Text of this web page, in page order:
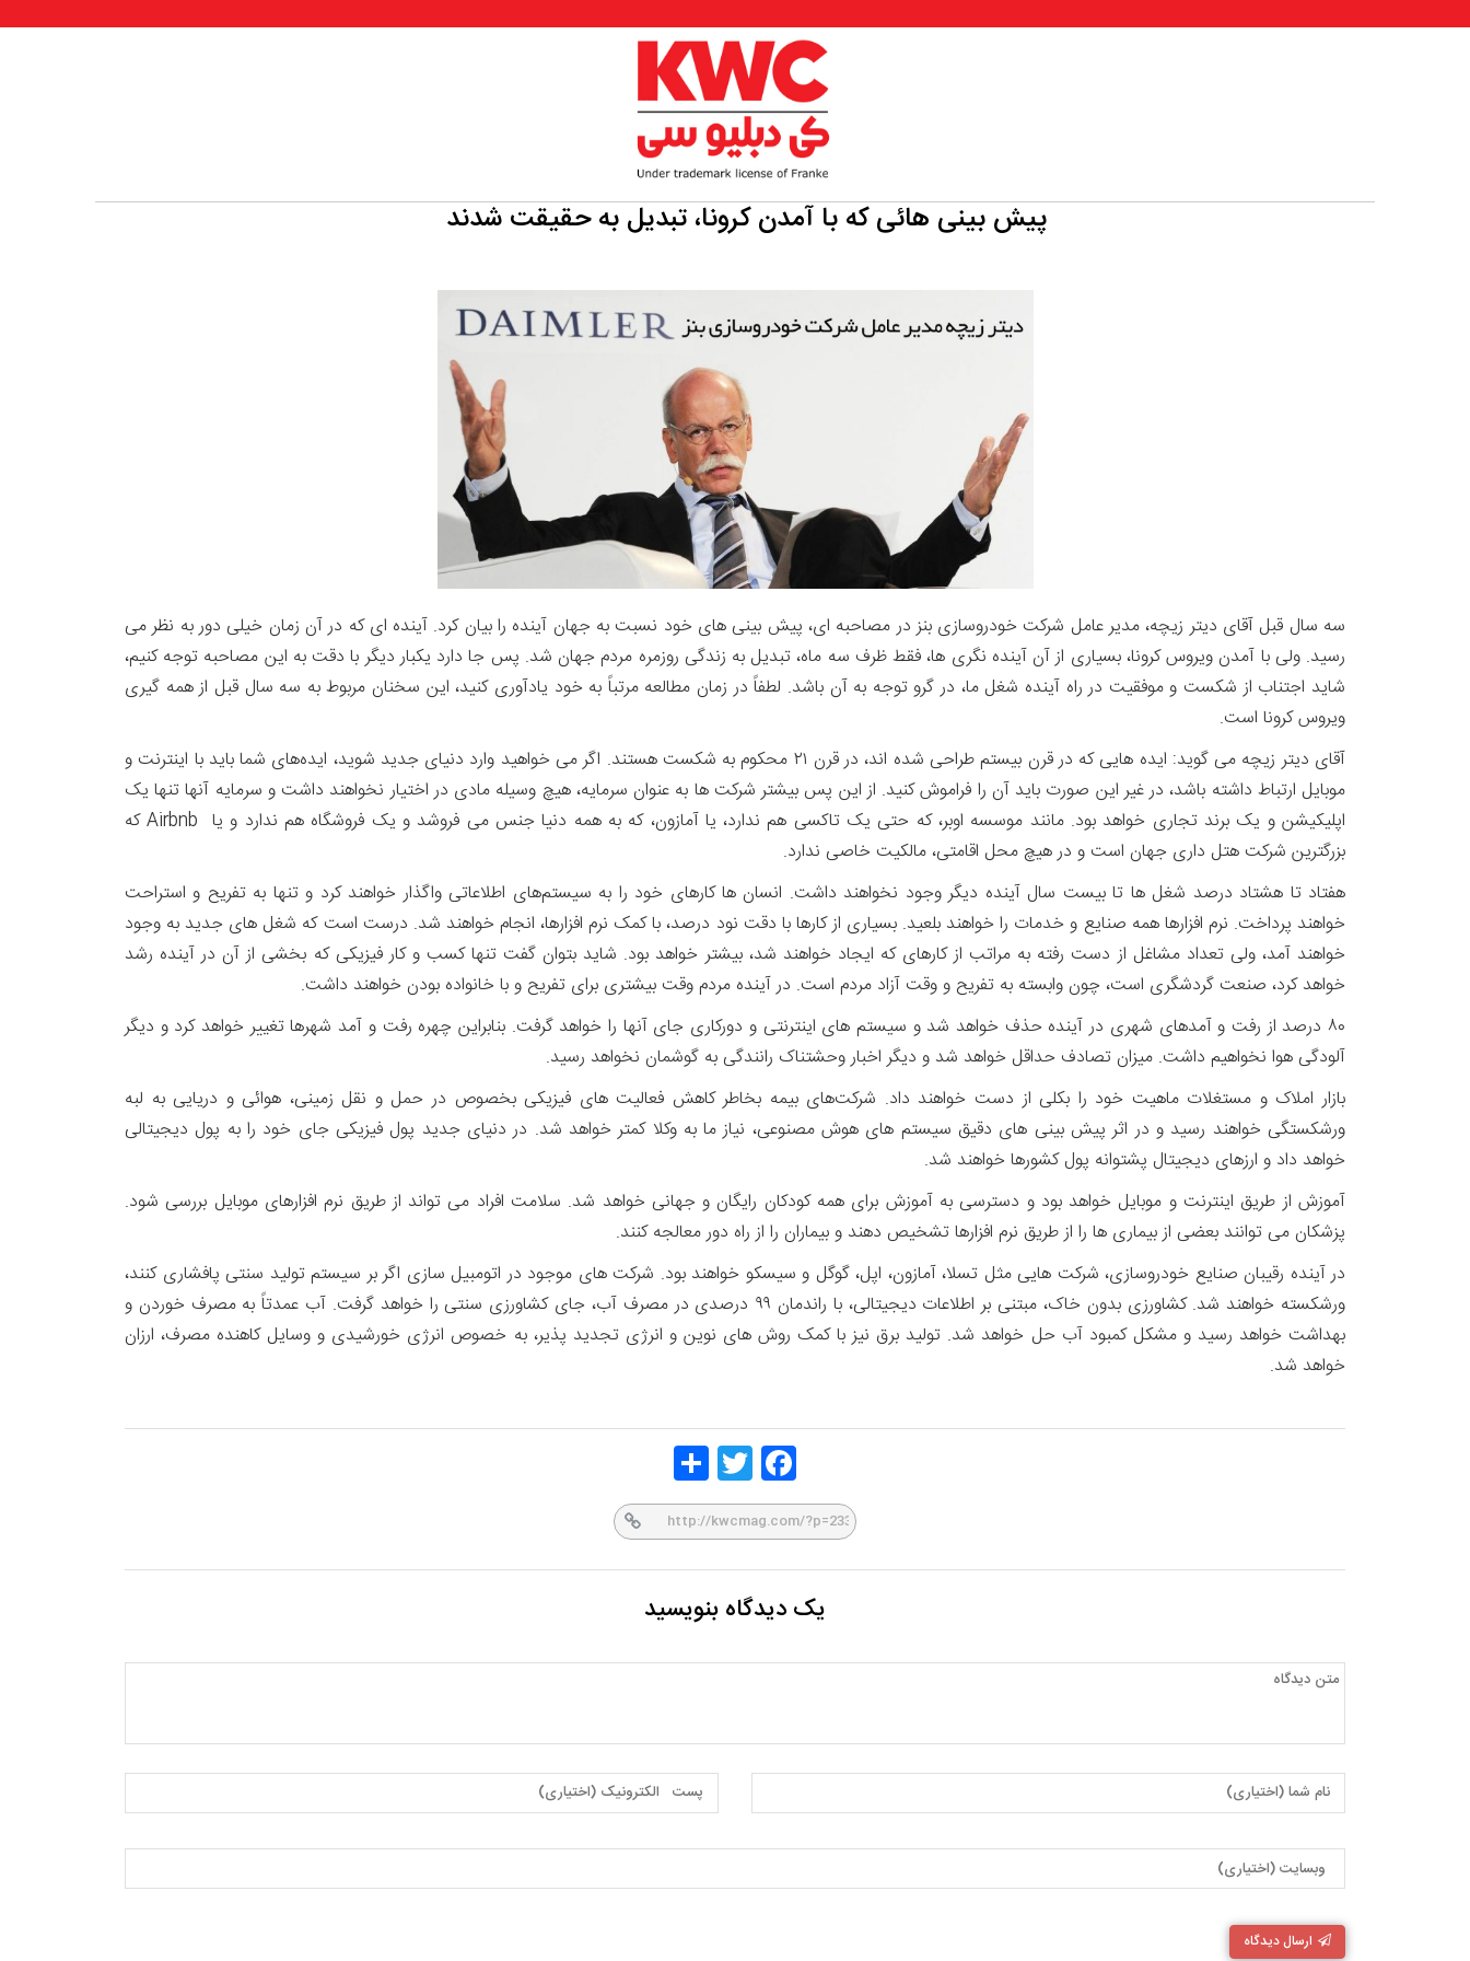
پیش بینی هائی که با آمدن کرونا، تبدیل به حقیقت شدند
سه سال قبل آقای دیتر زیچه، مدیر عامل شرکت خودروسازی بنز در مصاحبه ای، پیش بینی های خود نسبت به جهان آینده را بیان کرد. آینده ای که در آن زمان خیلی دور به نظر می
رسید. ولی با آمدن ویروس کرونا، بسیاری از آن آینده نگری ها، فقط ظرف سه ماه، تبدیل به زندگی روزمره مردم جهان شد. پس جا دارد یکبار دیگر با دقت به این مصاحبه توجه کنیم،
شاید اجتناب از شکست و موفقیت در راه آینده شغل ما، در گرو توجه به آن باشد. لطفاً در زمان مطالعه مرتباً به خود یادآوری کنید، این سخنان مربوط به سه سال قبل از همه گیری
ویروس کرونا است.
آقای دیتر زیچه می گوید: ایده هایی که در قرن بیستم طراحی شده اند، در قرن ۲۱ محکوم به شکست هستند. اگر می خواهید وارد دنیای جدید شوید، ایده‌های شما باید با اینترنت و
موبایل ارتباط داشته باشد، در غیر این صورت باید آن را فراموش کنید. از این پس بیشتر شرکت ها به عنوان سرمایه، هیچ وسیله مادی در اختیار نخواهند داشت و سرمایه آنها تنها یک
اپلیکیشن و یک برند تجاری خواهد بود. مانند موسسه اوبر، که حتی یک تاکسی هم ندارد، یا آمازون، که به همه دنیا جنس می فروشد و یک فروشگاه هم ندارد و یا Airbnb که
بزرگترین شرکت هتل داری جهان است و در هیچ محل اقامتی، مالکیت خاصی ندارد.
هفتاد تا هشتاد درصد شغل ها تا بیست سال آینده دیگر وجود نخواهند داشت. انسان ها کارهای خود را به سیستم‌های اطلاعاتی واگذار خواهند کرد و تنها به تفریح و استراحت
خواهند پرداخت. نرم افزارها همه صنایع و خدمات را خواهند بلعید. بسیاری از کارها با دقت نود درصد، با کمک نرم افزارها، انجام خواهند شد. درست است که شغل های جدید به وجود
خواهند آمد، ولی تعداد مشاغل از دست رفته به مراتب از کارهای که ایجاد خواهند شد، بیشتر خواهد بود. شاید بتوان گفت تنها کسب و کار فیزیکی که بخشی از آن در آینده رشد
خواهد کرد، صنعت گردشگری است، چون وابسته به تفریح و وقت آزاد مردم است. در آینده مردم وقت بیشتری برای تفریح و با خانواده بودن خواهند داشت.
۸۰ درصد از رفت و آمدهای شهری در آینده حذف خواهد شد و سیستم های اینترنتی و دورکاری جای آنها را خواهد گرفت. بنابراین چهره رفت و آمد شهرها تغییر خواهد کرد و دیگر
آلودگی هوا نخواهیم داشت. میزان تصادف حداقل خواهد شد و دیگر اخبار وحشتناک رانندگی به گوشمان نخواهد رسید.
بازار املاک و مستغلات ماهیت خود را بکلی از دست خواهند داد. شرکت‌های بیمه بخاطر کاهش فعالیت های فیزیکی بخصوص در حمل و نقل زمینی، هوائی و دریایی به لبه
ورشکستگی خواهند رسید و در اثر پیش بینی های دقیق سیستم های هوش مصنوعی، نیاز ما به وکلا کمتر خواهد شد. در دنیای جدید پول فیزیکی جای خود را به پول دیجیتالی
خواهد داد و ارزهای دیجیتال پشتوانه پول کشورها خواهند شد.
آموزش از طریق اینترنت و موبایل خواهد بود و دسترسی به آموزش برای همه کودکان رایگان و جهانی خواهد شد. سلامت افراد می تواند از طریق نرم افزارهای موبایل بررسی شود.
پزشکان می توانند بعضی از بیماری ها را از طریق نرم افزارها تشخیص دهند و بیماران را از راه دور معالجه کنند.
در آینده رقیبان صنایع خودروسازی، شرکت هایی مثل تسلا، آمازون، اپل، گوگل و سیسکو خواهند بود. شرکت های موجود در اتومبیل سازی اگر بر سیستم تولید سنتی پافشاری کنند،
ورشکسته خواهند شد. کشاورزی بدون خاک، مبتنی بر اطلاعات دیجیتالی، با راندمان ۹۹ درصدی در مصرف آب، جای کشاورزی سنتی را خواهد گرفت. آب عمدتاً به مصرف خوردن و
بهداشت خواهد رسید و مشکل کمبود آب حل خواهد شد. تولید برق نیز با کمک روش های نوین و انرژی تجدید پذیر، به خصوص انرژی خورشیدی و وسایل کاهنده مصرف، ارزان
خواهد شد.
Face
Twitt
یک دیدگاه بنویسید
ارسال دیدگاه